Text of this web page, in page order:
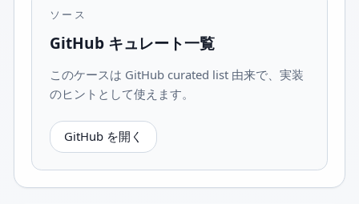
ソース
GitHub キュレート一覧
このケースは GitHub curated list 由来で、実装
のヒントとして使えます。
GitHub を開く